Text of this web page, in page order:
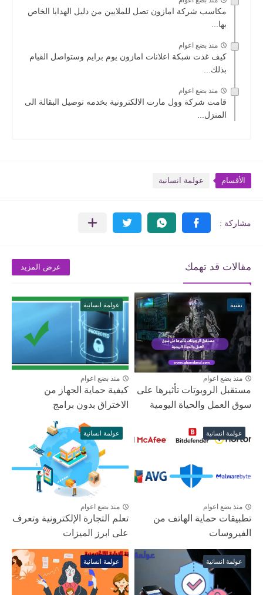
مكاسب شركة امازون تصل للملايين من دليل الهدايا الخاص
بها...
منذ بضع اعوام
كيف غذت شبكة اعلانات امازون يوم برايم وستواصل القيام
بذلك...
منذ بضع اعوام
قامت شركة وول مارت الالكترونية بخدمه توصيل البقالة الى
المنزل...
الأقسام عولمة انسانية
مقالات قد تهمك عرض المزيد
تقنية
منذ بضع اعوام
مستقبل الروبوتات تأثيرها على
سوق العمل والحياة اليومية
عولمة انسانية
منذ بضع اعوام
كيفية حماية الجهاز من
الاختراق بدون برامج
عولمة انسانية
منذ بضع اعوام
تطبيقات حماية الهاتف من
الفيروسات
عولمة انسانية
منذ بضع اعوام
تعلم التجارة الإلكترونية وتعرف
على ابرز الميزات
عولمة انسانية عولمة انسانية